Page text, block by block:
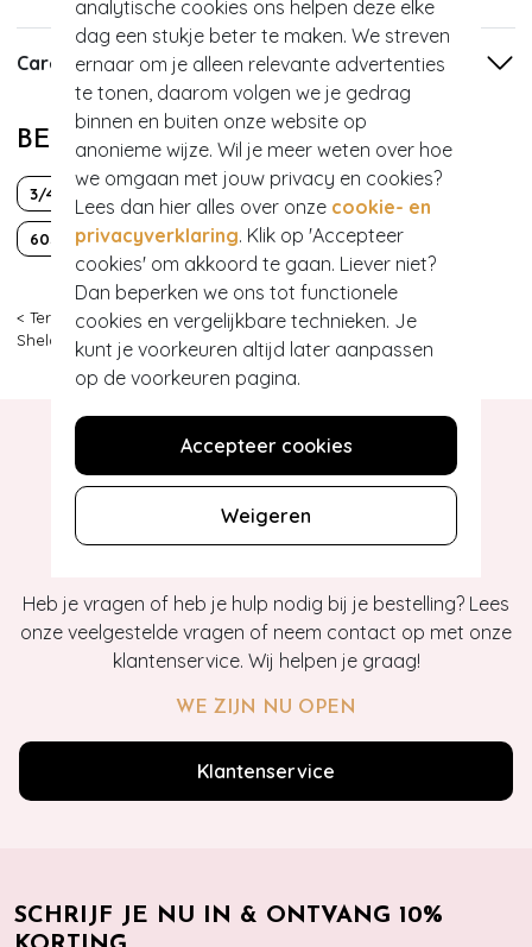
analytische cookies ons helpen deze elke
dag een stukje beter te maken. We streven
ernaar om je alleen relevante advertenties
te tonen, daarom volgen we je gedrag
binnen en buiten onze website op
anonieme wijze. Wil je meer weten over hoe
we omgaan met jouw privacy en cookies?
Lees dan hier alles over onze cookie- en
privacyverklaring. Klik op 'Accepteer
cookies' om akkoord te gaan. Liever niet?
Dan beperken we ons tot functionele
cookies en vergelijkbare technieken. Je
kunt je voorkeuren altijd later aanpassen
op de voorkeuren pagina.
Accepteer cookies
Weigeren
Care
BEKIJK MEER VAN
3/4 mouw 50s
60s Classy chic
< Terug |Topvintage>Kleding >Vestjes >Mak Sweater
Shela Cropped Cardigan in Custard Yellow
Hey gorgeous
Heb je vragen of heb je hulp nodig bij je bestelling? Lees
onze veelgestelde vragen of neem contact op met onze
klantenservice. Wij helpen je graag!
WE ZIJN NU OPEN
Klantenservice
SCHRIJF JE NU IN & ONTVANG 10%